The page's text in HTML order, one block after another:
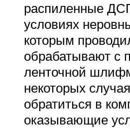
распиленные
условиях
которым
обрабатывают с
ленточной
некоторых
обратиться в
оказывающие